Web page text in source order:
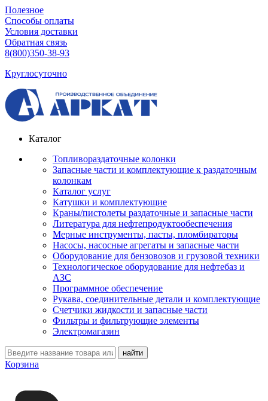
Полезное
Способы оплаты
Условия доставки
Обратная связь
8(800)350-38-93
Круглосуточно
Каталог
Топливораздаточные колонки
Запасные части и комплектующие к раздаточным
колонкам
Каталог услуг
Катушки и комплектующие
Краны/пистолеты раздаточные и запасные части
Литература для нефтепродуктообеспечения
Мерные инструменты, пасты, пломбираторы
Насосы, насосные агрегаты и запасные части
Оборудование для бензовозов и грузовой техники
Технологическое оборудование для нефтебаз и
АЗС
Программное обеспечение
Рукава, соединительные детали и комплектующие
Счетчики жидкости и запасные части
Фильтры и фильтрующие элементы
Электромагазин
Корзина